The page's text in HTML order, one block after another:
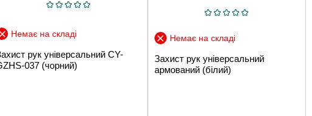
Немає на складі
рук універсальний CY-
037 (чорний)
Немає на складі
Захист рук універсальний
армований (білий)